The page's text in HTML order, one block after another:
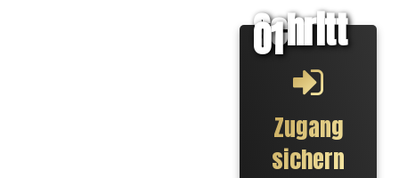
Schritt
01
Zugang
sichern